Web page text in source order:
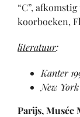
“C”,
koorboeken,
literatuur:
Kanter
New
Parijs, Musée